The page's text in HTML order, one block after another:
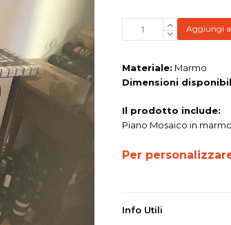
Mobile
portavino
Style
quantità
Aggiungi
Materiale: Marmo
Dimensioni
Il prodotto include:
Piano Mosaico in
Per
Info Utili